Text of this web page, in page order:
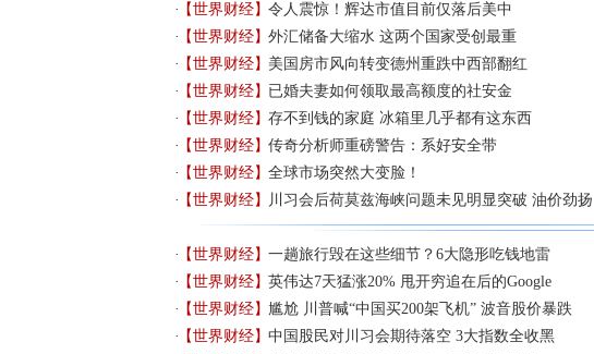
【世界财经】令人震惊！辉达市值目前仅落后美中
【世界财经】外汇储备大缩水 这两个国家受创最重
【世界财经】美国房市风向转变德州重跌中西部翻红
【世界财经】已婚夫妻如何领取最高额度的社安金
【世界财经】存不到钱的家庭 冰箱里几乎都有这东西
【世界财经】传奇分析师重磅警告：系好安全带
【世界财经】全球市场突然大变脸！
【世界财经】 川习会后荷莫兹海峡问题未见明显突破 油价劲扬
【世界财经】一趟旅行毁在这些细节？6大隐形吃钱地雷
【世界财经】英伟达7天猛涨20% 甩开穷追在后的Google
【世界财经】尴尬 川普喊“中国买200架飞机” 波音股价暴跌
【世界财经】中国股民对川习会期待落空 3大指数全收黑